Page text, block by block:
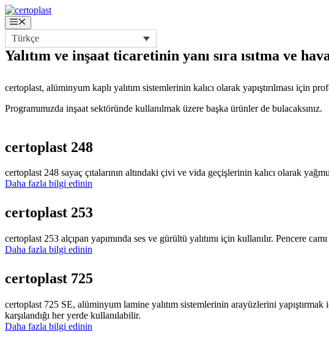
İçeriğe
atla
Menü
Türkçe
YALITIM TICARETI
Yalıtım ve inşaat ticaretinin yanı sıra ısıtma ve
certoplast, alüminyum kaplı yalıtım sistemlerinin kalıcı olarak yapıştırılması için
Programımızda inşaat sektöründe kullanılmak üzere başka ürünler de bulacaksınız.
certoplast 248
certoplast 248 sayaç çıtalarının altındaki çivi ve vida geçişlerinin kalıcı olarak
Daha fazla bilgi edinin
certoplast 253
certoplast 253 alçıpan yapımında ses ve gürültü yalıtımı için kullanılır. Pencere
Daha fazla bilgi edinin
certoplast 725
certoplast 725 SE, alüminyum lamine yalıtım sistemlerinin arayüzlerini
karşılandığı her yerde kullanılabilir.
Daha fazla bilgi edinin